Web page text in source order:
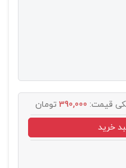
قیمت: 390,000 تومان
خرید